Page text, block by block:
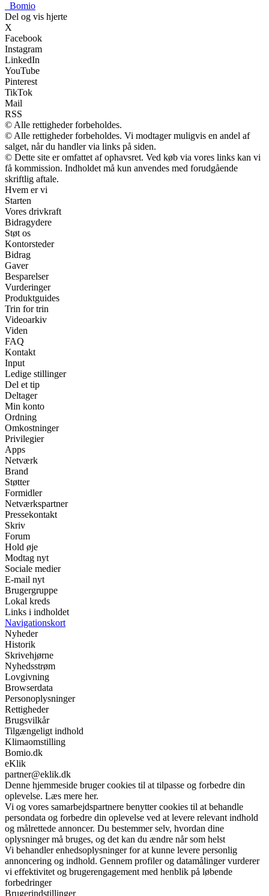
Bomio
Del og vis hjerte
X
Facebook
Instagram
LinkedIn
YouTube
Pinterest
TikTok
Mail
RSS
© Alle rettigheder forbeholdes.
© Alle rettigheder forbeholdes. Vi modtager muligvis en andel af
salget, når du handler via links på siden.
© Dette site er omfattet af ophavsret. Ved køb via vores links kan vi
få kommission. Indholdet må kun anvendes med forudgående
skriftlig aftale.
Hvem er vi
Starten
Vores drivkraft
Bidragydere
Støt os
Kontorsteder
Bidrag
Gaver
Besparelser
Vurderinger
Produktguides
Trin for trin
Videoarkiv
Viden
FAQ
Kontakt
Input
Ledige stillinger
Del et tip
Deltager
Min konto
Ordning
Omkostninger
Privilegier
Apps
Netværk
Brand
Støtter
Formidler
Netværkspartner
Pressekontakt
Skriv
Forum
Hold øje
Modtag nyt
Sociale medier
E-mail nyt
Brugergruppe
Lokal kreds
Links i indholdet
Navigationskort
Nyheder
Historik
Skrivehjørne
Nyhedsstrøm
Lovgivning
Browserdata
Personoplysninger
Rettigheder
Brugsvilkår
Tilgængeligt indhold
Klimaomstilling
Bomio.dk
eKlik
partner@eklik.dk
Denne hjemmeside bruger cookies til at tilpasse og forbedre din
oplevelse. Læs mere her.
Vi og vores samarbejdspartnere benytter cookies til at behandle
persondata og forbedre din oplevelse ved at levere relevant indhold
og målrettede annoncer. Du bestemmer selv, hvordan dine
oplysninger må bruges, og det kan du ændre når som helst
Vi behandler enhedsoplysninger for at kunne levere personlig
annoncering og indhold. Gennem profiler og datamålinger vurderer
vi effektivitet og brugerengagement med henblik på løbende
forbedringer
Brugerindstillinger